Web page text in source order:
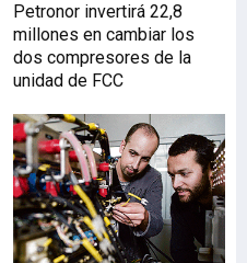
mayor descubrimiento de
gas en la historia de la
compañía y el campo
offshore más grande de
Latinoamérica, con un
volumen de gas en
subsuelo cifrado en 17
billones de pies cúbicos de
gas (Tcf), cantidad
equivalente a 18 veces el
Petronor invertirá 22,8
millones en cambiar los
dos compresores de la
unidad de FCC